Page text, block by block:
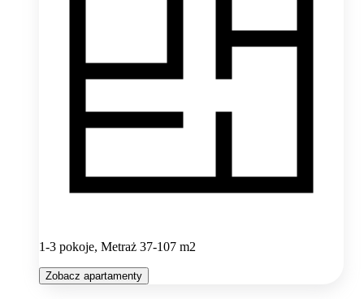
1-3 pokoje, Metraż 37-107 m2
Zobacz apartamenty